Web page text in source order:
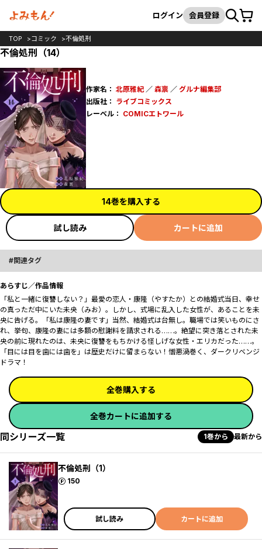
検索
ログイン 会員登録カート
TOP コミック 不倫処刑
不倫処刑（14）
作家名： 北原雅紀／ 森禀／ グルナ編集部
出版社： ライブコミックス
レーベル： COMICエトワール
14巻を購入する
試し読み カートに追加
関連タグ
あらすじ／作品情報
「私と一緒に復讐しない？」最愛の恋人・康隆（やすたか）との結婚式当日、幸せ
の真っただ中にいた未央（みお）。しかし、式場に乱入した女性が、あることを未
央に告げる。「私は康隆の妻です」当然、結婚式は台無し。職場では笑いものにさ
れ、挙句、康隆の妻には多額の慰謝料を請求される……。絶望に突き落とされた未
央の前に現れたのは、未央に復讐をもちかける怪しげな女性・エリカだった……。
「目には目を歯には歯を」は歴史だけに留まらない！憎悪渦巻く、ダークリベンジ
ドラマ！
全巻購入する
全巻カートに追加する
同シリーズ一覧 1巻から 最新から
不倫処刑（1）
150
ポイント
試し読み カートに追加